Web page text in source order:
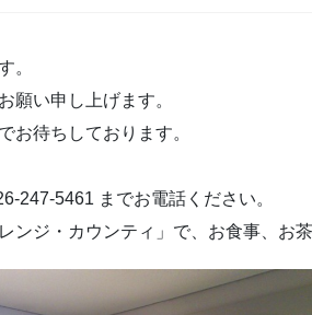
。
願い申し上げます。
お待ちしております。
247-5461 までお電話ください。
ジ・カウンティ」で、お食事、お茶